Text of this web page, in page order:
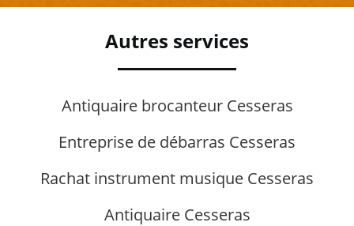
Autres services
Antiquaire brocanteur Cesseras
Entreprise de débarras Cesseras
Rachat instrument musique Cesseras
Antiquaire Cesseras